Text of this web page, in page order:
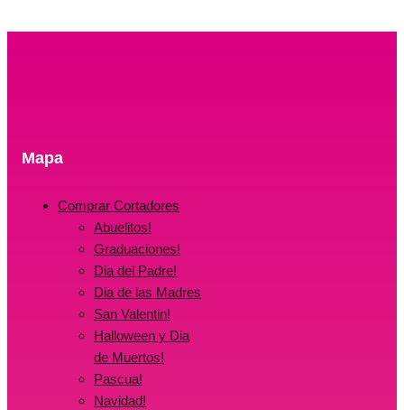
$15.00.$0.00.
Mapa
Comprar Cortadores
Abuelitos!
Graduaciones!
Dia del Padre!
Dia de las Madres
San Valentin!
Halloween y Dia
de Muertos!
Pascua!
Navidad!